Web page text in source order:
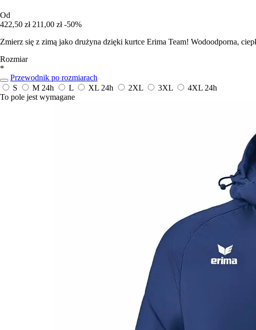
Od
422,50 zł 211,00 zł -50%
Zmierz się z zimą jako drużyna dzięki kurtce Erima Team! Wodoodporna,
Rozmiar
*
Przewodnik po rozmiarach
S
M 24h L XL 24h 2XL 3XL 4XL 24h
To pole jest wymagane